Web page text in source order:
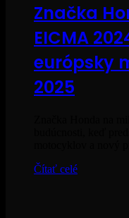
Značka
EICMA
európsky
2025
Čítať celé